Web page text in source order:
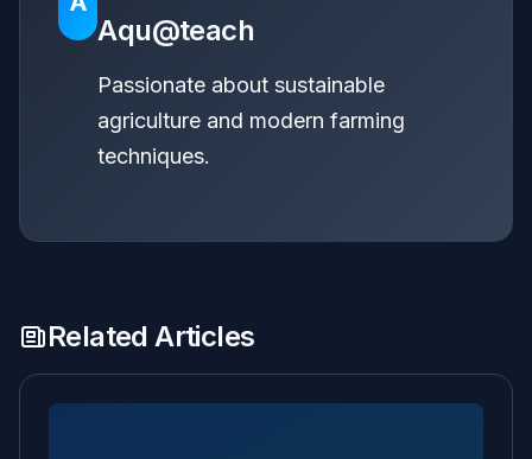
Aqu@teach
Passionate about sustainable
agriculture and modern farming
techniques.
Related Articles